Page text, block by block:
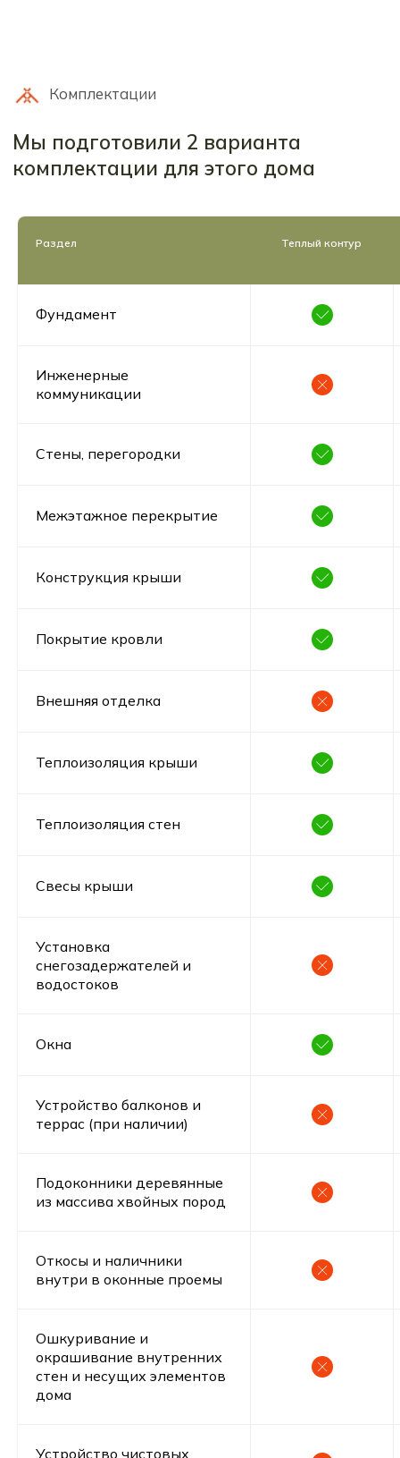
Раздел Теплый контур
Фундамент
Инженерные
коммуникации
Стены, перегородки
Межэтажное перекрытие
Конструкция крыши
Покрытие кровли
Внешняя отделка
Теплоизоляция крыши
Теплоизоляция стен
Свесы крыши
Установка
снегозадержателей и
водостоков
Окна
Устройство балконов и
террас (при наличии)
Подоконники деревянные
из массива хвойных пород
Откосы и наличники
внутри в оконные проемы
Ошкуривание и
окрашивание внутренних
стен и несущих элементов
дома
Устройство чистовых
1 525 590 руб
Первоначальный взнос
30 лет
Выгодное предложение проект
Лосево 2 “Под ключ”
36 359 руб
Ежемесячный платеж